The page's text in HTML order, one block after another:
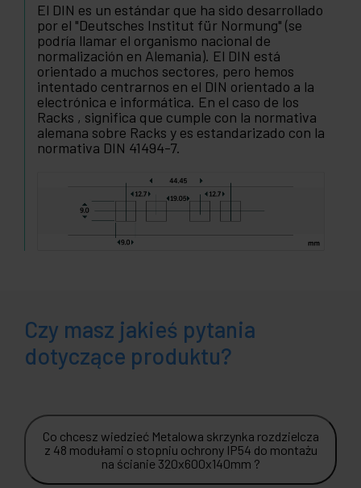
El DIN es un estándar que ha sido desarrollado
por el "Deutsches Institut für Normung" (se
podría llamar el organismo nacional de
normalización en Alemania). El DIN está
orientado a muchos sectores, pero hemos
intentado centrarnos en el DIN orientado a la
electrónica e informática. En el caso de los
Racks , significa que cumple con la normativa
alemana sobre Racks y es estandarizado con la
normativa DIN 41494-7.
Czy masz jakieś pytania
dotyczące produktu?
Co chcesz wiedzieć Metalowa skrzynka rozdzielcza
z 48 modułami o stopniu ochrony IP54 do montażu
na ścianie 320x600x140mm ?